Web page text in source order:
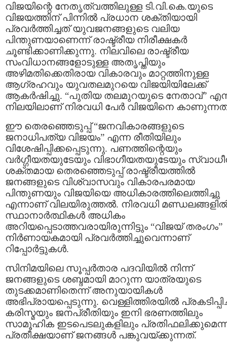
വിജയിന്റെ നേതൃത്വത്തിലുള്ള ടി.വി.കെ.യുടെ
വിജയത്തിന് പിന്നിൽ പ്രധാന ശക്തിയായി
പ്രവർത്തിച്ചത് യുവജനങ്ങളുടെ വലിയ
പിന്തുണയാണെന്ന് രാഷ്ട്രീയ നിരീക്ഷകർ
ചൂണ്ടിക്കാണിക്കുന്നു. നിലവിലെ രാഷ്ട്രീയ
സംവിധാനങ്ങളോടുള്ള അതൃപ്തിയും
അഴിമതിക്കെതിരായ വികാരവും മാറ്റത്തിനുള്ള
ആഗ്രഹവും യുവതലമുറയെ വിജയിയിലേക്ക്
ആകർഷിച്ചു. “പുതിയ തലമുറയുടെ നേതാവ്”
നിലയിലാണ് നിരവധി പേർ വിജയിനെ
ഈ തെരഞ്ഞെടുപ്പ് “ജനവികാരങ്ങളുടെ
ജനാധിപത്യ വിജയം” എന്ന രീതിയിലും
വിശേഷിപ്പിക്കപ്പെടുന്നു. പണത്തിന്റെയും
വർഗ്ഗീയതയുടേയും വിഭാഗീയതയുടേയും
ശക്തമായ തെരഞ്ഞെടുപ്പ് രാഷ്ട്രീയത്തിൽ
ജനങ്ങളുടെ വിശ്വാസവും വികാരപരമായ
പിന്തുണയും വിജയിയെ അധികാരത്തിലെത്തിച്ചു
എന്നാണ് വിലയിരുത്തൽ. നിരവധി
സ്ഥാനാർത്ഥികൾ അധികം
അറിയപ്പെടാത്തവരായിരുന്നിട്ടും “വിജയ് തരംഗം”
നിർണായകമായി പ്രവർത്തിച്ചുവെന്നാണ്
റിപ്പോർട്ടുകൾ.
സിനിമയിലെ സൂപ്പർതാര പദവിയിൽ നിന്ന്
ജനങ്ങളുടെ ശബ്ദമായി മാറുന്ന യാത്രയുടെ
തുടക്കമാണിതെന്ന് അനുയായികൾ
അഭിപ്രായപ്പെടുന്നു. വെള്ളിത്തിരയിൽ
കരിസ്മയും ജനപ്രീതിയും ഇനി ഭരണത്തിലും
സാമൂഹിക ഇടപെടലുകളിലും
പ്രതീക്ഷയാണ് ജനങ്ങൾ പങ്കുവയ്ക്കുന്നത്.